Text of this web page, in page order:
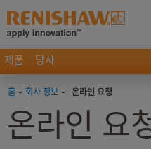
제품 당사
홈 - 회사 정보 - 온라인 요청
온라인 요